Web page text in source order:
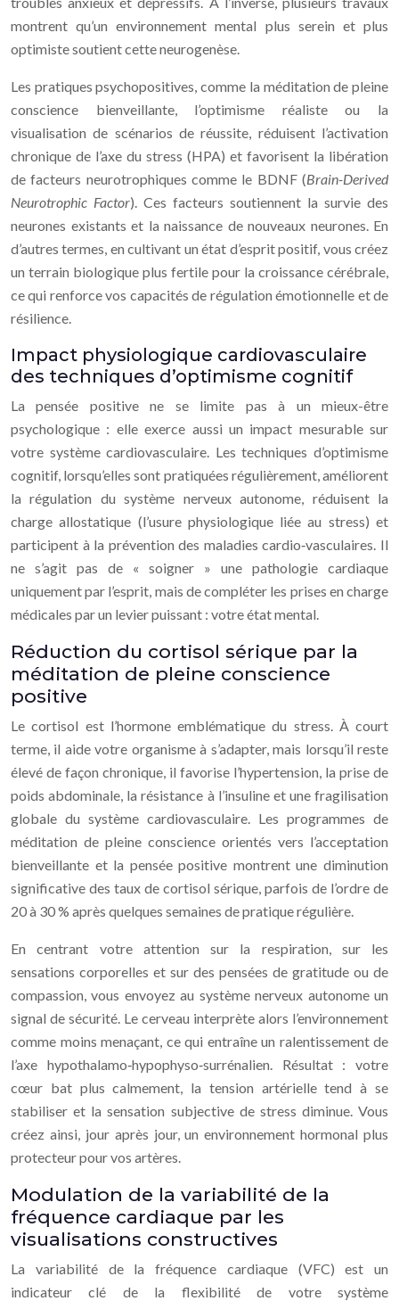
montrent qu’un environnement mental plus serein et plus
optimiste soutient cette neurogenèse.
Les pratiques psychopositives, comme la méditation de pleine
conscience bienveillante, l’optimisme réaliste ou la
visualisation de scénarios de réussite, réduisent l’activation
chronique de l’axe du stress (HPA) et favorisent la libération
de facteurs neurotrophiques comme le BDNF (Brain-Derived
Neurotrophic Factor). Ces facteurs soutiennent la survie des
neurones existants et la naissance de nouveaux neurones. En
d’autres termes, en cultivant un état d’esprit positif, vous créez
un terrain biologique plus fertile pour la croissance cérébrale,
ce qui renforce vos capacités de régulation émotionnelle et de
résilience.
Impact physiologique cardiovasculaire
des techniques d’optimisme cognitif
La pensée positive ne se limite pas à un mieux-être
psychologique : elle exerce aussi un impact mesurable sur
votre système cardiovasculaire. Les techniques d’optimisme
cognitif, lorsqu’elles sont pratiquées régulièrement, améliorent
la régulation du système nerveux autonome, réduisent la
charge allostatique (l’usure physiologique liée au stress) et
participent à la prévention des maladies cardio‑vasculaires. Il
ne s’agit pas de « soigner » une pathologie cardiaque
uniquement par l’esprit, mais de compléter les prises en charge
médicales par un levier puissant : votre état mental.
Réduction du cortisol sérique par la
méditation de pleine conscience
positive
Le cortisol est l’hormone emblématique du stress. À court
terme, il aide votre organisme à s’adapter, mais lorsqu’il reste
élevé de façon chronique, il favorise l’hypertension, la prise de
poids abdominale, la résistance à l’insuline et une fragilisation
globale du système cardiovasculaire. Les programmes de
méditation de pleine conscience orientés vers l’acceptation
bienveillante et la pensée positive montrent une diminution
significative des taux de cortisol sérique, parfois de l’ordre de
20 à 30 % après quelques semaines de pratique régulière.
En centrant votre attention sur la respiration, sur les
sensations corporelles et sur des pensées de gratitude ou de
compassion, vous envoyez au système nerveux autonome un
signal de sécurité. Le cerveau interprète alors l’environnement
comme moins menaçant, ce qui entraîne un ralentissement de
l’axe hypothalamo‑hypophyso‑surrénalien. Résultat : votre
cœur bat plus calmement, la tension artérielle tend à se
stabiliser et la sensation subjective de stress diminue. Vous
créez ainsi, jour après jour, un environnement hormonal plus
protecteur pour vos artères.
Modulation de la variabilité de la
fréquence cardiaque par les
visualisations constructives
La variabilité de la fréquence cardiaque (VFC) est un
indicateur clé de la flexibilité de votre système